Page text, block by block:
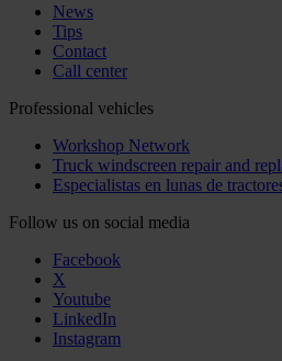
News
Tips
Contact
Call center
Professional vehicles
Workshop Network
Truck windscreen repair and
Especialistas en lunas de
Follow us on social media
Facebook
X
Youtube
LinkedIn
Instagram